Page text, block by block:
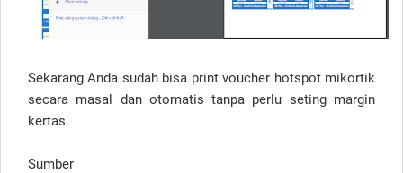
Sekarang Anda sudah bisa print voucher hotspot mikortik
secara masal dan otomatis tanpa perlu seting margin
kertas.
Sumber